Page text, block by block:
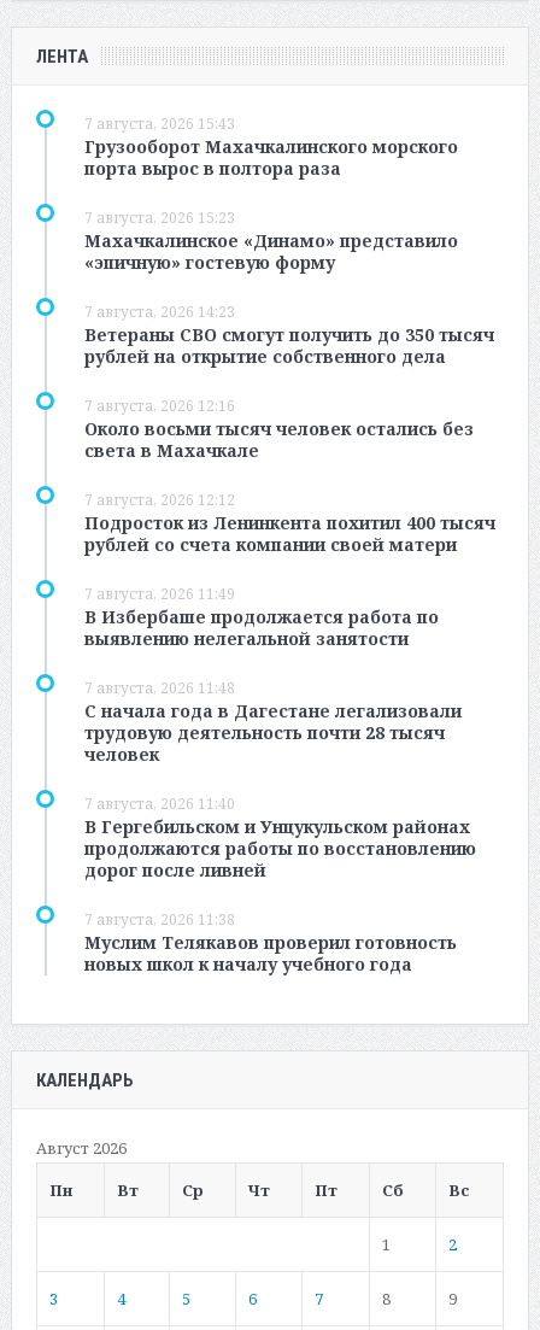
ЛЕНТА
7 августа, 2026 15:43
Грузооборот Махачкалинского морского
порта вырос в полтора раза
7 августа, 2026 15:23
Махачкалинское «Динамо» представило
«эпичную» гостевую форму
7 августа, 2026 14:23
Ветераны СВО смогут получить до 350 тысяч
рублей на открытие собственного дела
7 августа, 2026 12:16
Около восьми тысяч человек остались без
света в Махачкале
7 августа, 2026 12:12
Подросток из Ленинкента похитил 400 тысяч
рублей со счета компании своей матери
7 августа, 2026 11:49
В Избербаше продолжается работа по
выявлению нелегальной занятости
7 августа, 2026 11:48
С начала года в Дагестане легализовали
трудовую деятельность почти 28 тысяч
человек
7 августа, 2026 11:40
В Гергебильском и Унцукульском районах
продолжаются работы по восстановлению
дорог после ливней
7 августа, 2026 11:38
Муслим Телякавов проверил готовность
новых школ к началу учебного года
КАЛЕНДАРЬ
Август 2026
Пн
Вт Ср Чт Пт Сб Вс
1 2
3 4 5 6 7 8 9